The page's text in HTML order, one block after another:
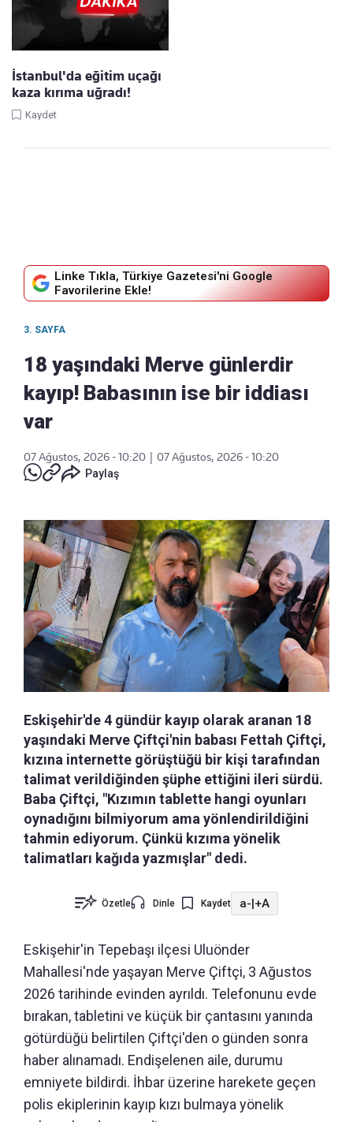
İstanbul'da eğitim uçağı
kaza kırıma uğradı!
Kaydet
Linke Tıkla, Türkiye Gazetesi'ni Google
Favorilerine Ekle!
3. SAYFA
18 yaşındaki Merve günlerdir
kayıp! Babasının ise bir iddiası
var
07 Ağustos, 2026 - 10:20
07 Ağustos, 2026 - 10:20
Paylaş
Eskişehir'de 4 gündür kayıp olarak aranan 18
yaşındaki Merve Çiftçi'nin babası Fettah Çiftçi,
kızına internette görüştüğü bir kişi tarafından
talimat verildiğinden şüphe ettiğini ileri sürdü.
Baba Çiftçi, "Kızımın tablette hangi oyunları
oynadığını bilmiyorum ama yönlendirildiğini
tahmin ediyorum. Çünkü kızıma yönelik
talimatları kağıda yazmışlar" dedi.
Özetle Dinle Kaydet a-|+A
Eskişehir'in Tepebaşı ilçesi Uluönder
Mahallesi'nde yaşayan Merve Çiftçi, 3 Ağustos
2026 tarihinde evinden ayrıldı. Telefonunu evde
bırakan, tabletini ve küçük bir çantasını yanında
götürdüğü belirtilen Çiftçi'den o günden sonra
haber alınamadı. Endişelenen aile, durumu
emniyete bildirdi. İhbar üzerine harekete geçen
polis ekiplerinin kayıp kızı bulmaya yönelik